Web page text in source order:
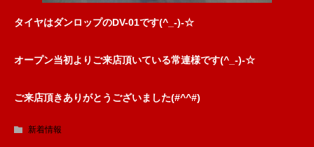
タイヤはダンロップのDV-01です(^_-)-☆
オープン当初よりご来店頂いている常連様です(^_-)-☆
ご来店頂きありがとうございました(#^^#)
新着情報